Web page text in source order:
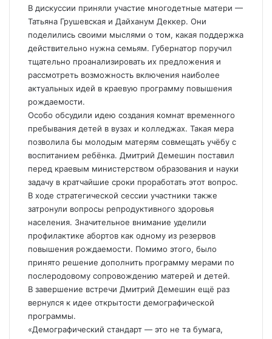
В дискуссии приняли участие многодетные матери —
Татьяна Грушевская и Дайханум Деккер. Они
поделились своими мыслями о том, какая поддержка
действительно нужна семьям. Губернатор поручил
тщательно проанализировать их предложения и
рассмотреть возможность включения наиболее
актуальных идей в краевую программу повышения
рождаемости.
Особо обсудили идею создания комнат временного
пребывания детей в вузах и колледжах. Такая мера
позволила бы молодым матерям совмещать учёбу с
воспитанием ребёнка. Дмитрий Демешин поставил
перед краевым министерством образования и науки
задачу в кратчайшие сроки проработать этот вопрос.
В ходе стратегической сессии участники также
затронули вопросы репродуктивного здоровья
населения. Значительное внимание уделили
профилактике абортов как одному из резервов
повышения рождаемости. Помимо этого, было
принято решение дополнить программу мерами по
послеродовому сопровождению матерей и детей.
В завершение встречи Дмитрий Демешин ещё раз
вернулся к идее открытости демографической
программы.
«Демографический стандарт — это не та бумага,